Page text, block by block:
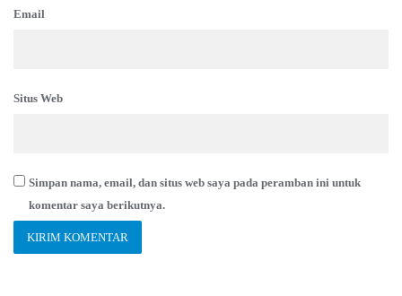
Email
Situs Web
Simpan nama, email, dan situs web saya pada peramban ini untuk
komentar saya berikutnya.